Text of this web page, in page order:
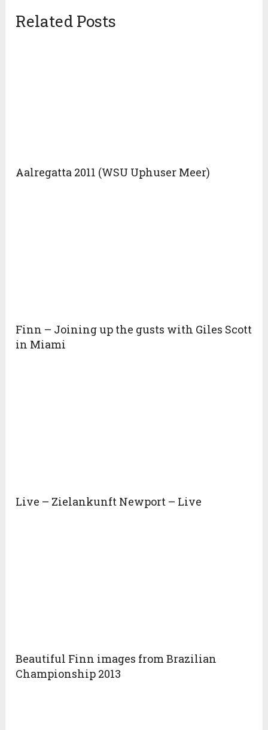
Related Posts
Aalregatta 2011 (WSU Uphuser Meer)
Finn – Joining up the gusts with Giles Scott
in Miami
Live – Zielankunft Newport – Live
Beautiful Finn images from Brazilian
Championship 2013